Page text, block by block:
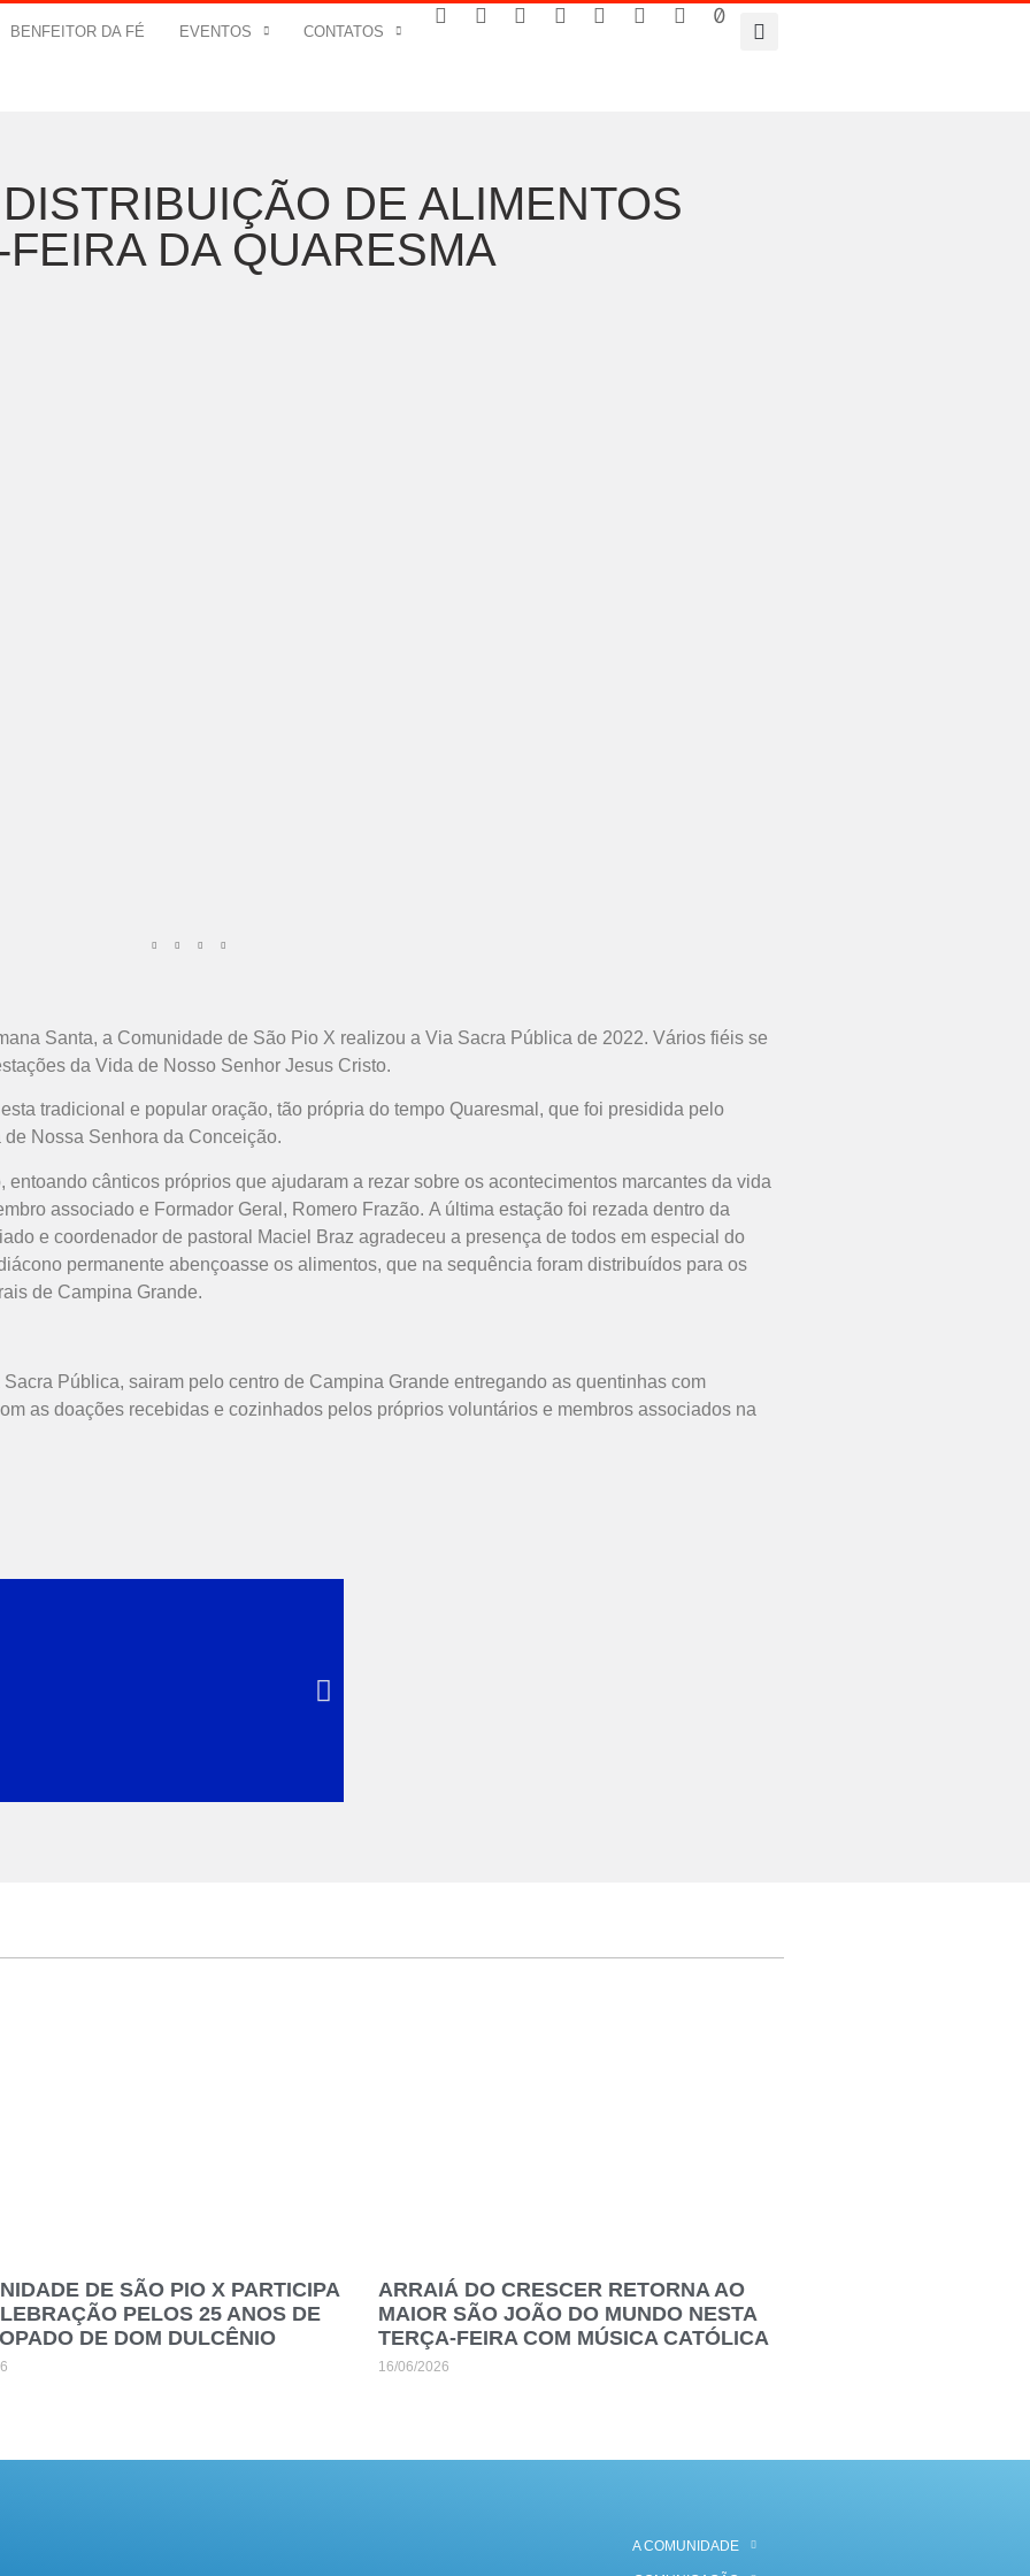
BENFEITOR DA FÉ EVENTOS CONTATOS
DE ALIMENTOS
DA QUARESMA
Santa, a Comunidade de São Pio X realizou a Via Sacra Pública de 2022. Vários fiéis se
da Vida de Nosso Senhor Jesus Cristo.
tradicional e popular oração, tão própria do tempo Quaresmal, que foi presidida pelo
Nossa Senhora da Conceição.
cânticos próprios que ajudaram a rezar sobre os acontecimentos marcantes da vida
associado e Formador Geral, Romero Frazão. A última estação foi rezada dentro da
e coordenador de pastoral Maciel Braz agradeceu a presença de todos em especial do
permanente abençoasse os alimentos, que na sequência foram distribuídos para os
de Campina Grande.
Pública, sairam pelo centro de Campina Grande entregando as quentinhas com
as doações recebidas e cozinhados pelos próprios voluntários e membros associados na
DE SÃO PIO X PARTICIPA
PELOS 25 ANOS DE
DE DOM DULCÊNIO
ARRAIÁ DO CRESCER RETORNA AO
MAIOR SÃO JOÃO DO MUNDO NESTA
TERÇA-FEIRA COM MÚSICA CATÓLICA
16/06/2026
A COMUNIDADE